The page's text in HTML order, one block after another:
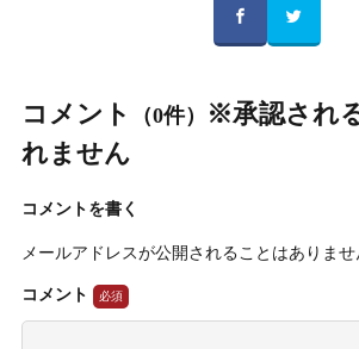
コメント （0件）
※承認され
れません
コメントを書く
メールアドレスが公開されることはありませ
コメント